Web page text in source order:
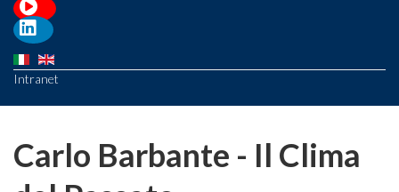
Intranet
Carlo Barbante - Il Clima